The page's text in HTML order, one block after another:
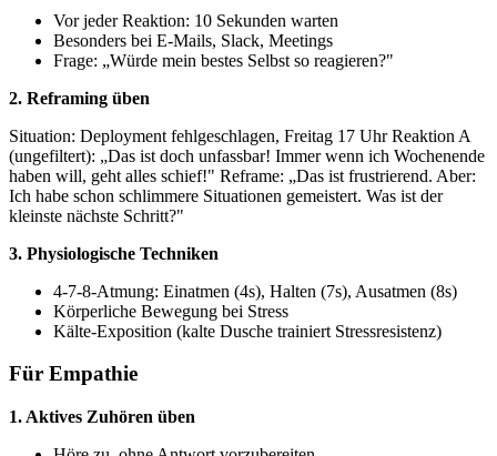
Vor jeder Reaktion: 10 Sekunden warten
Besonders bei E-Mails, Slack, Meetings
Frage: „Würde mein bestes Selbst so reagieren?"
2. Reframing üben
Situation: Deployment fehlgeschlagen, Freitag 17 Uhr Reaktion A
(ungefiltert): „Das ist doch unfassbar! Immer wenn ich Wochenende
haben will, geht alles schief!" Reframe: „Das ist frustrierend. Aber:
Ich habe schon schlimmere Situationen gemeistert. Was ist der
kleinste nächste Schritt?"
3. Physiologische Techniken
4-7-8-Atmung: Einatmen (4s), Halten (7s), Ausatmen (8s)
Körperliche Bewegung bei Stress
Kälte-Exposition (kalte Dusche trainiert Stressresistenz)
Für Empathie
1. Aktives Zuhören üben